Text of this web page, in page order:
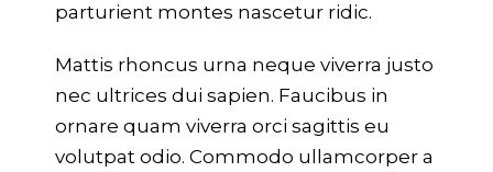
parturient montes nascetur ridic.
Mattis rhoncus urna neque viverra justo
nec ultrices dui sapien. Faucibus in
ornare quam viverra orci sagittis eu
volutpat odio. Commodo ullamcorper a